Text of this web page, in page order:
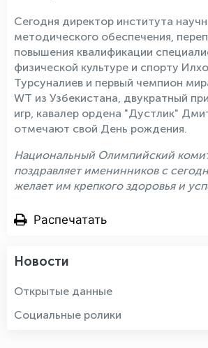
Сегодня директор института
методического обеспечения,
повышения квалификации
физической культуре и спорту
Турсуналиев и первый чемпион
WT из Узбекистана, двукратный
игр, кавалер ордена "Дустлик"
отмечают свой День рождения.
Национальный Олимпийский
поздравляет именинников с
желает им крепкого здоровья и
Распечатать
Новости
Открытые данные
Социальные ролики